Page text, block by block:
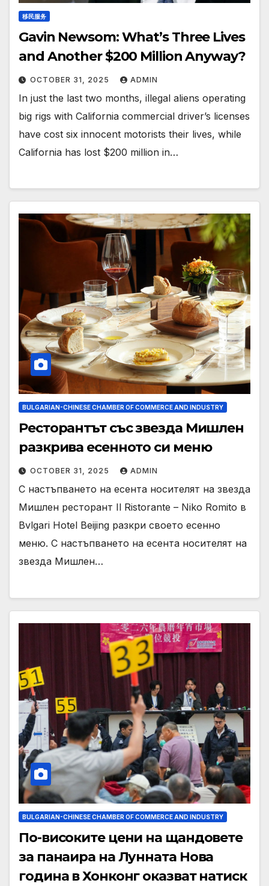
移民服务
Gavin Newsom: What’s Three Lives
and Another $200 Million Anyway?
OCTOBER 31, 2025 ADMIN
In just the last two months, illegal aliens operating
big rigs with California commercial driver’s licenses
have cost six innocent motorists their lives, while
California has lost $200 million in…
BULGARIAN-CHINESE CHAMBER OF COMMERCE AND INDUSTRY
Ресторантът със звезда Мишлен
разкрива есенното си меню
OCTOBER 31, 2025 ADMIN
С настъпването на есента носителят на звезда
Мишлен ресторант Il Ristorante – Niko Romito в
Bvlgari Hotel Beijing разкри своето есенно
меню. С настъпването на есента носителят на
звезда Мишлен…
BULGARIAN-CHINESE CHAMBER OF COMMERCE AND INDUSTRY
По-високите цени на щандовете
за панаира на Лунната Нова
година в Хонконг оказват натиск